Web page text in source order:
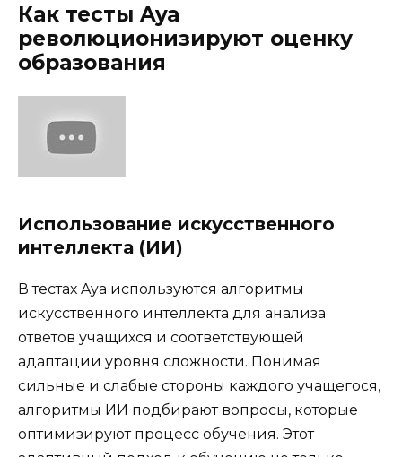
Как тесты Aya
революционизируют оценку
образования
Использование искусственного
интеллекта (ИИ)
В тестах Aya используются алгоритмы
искусственного интеллекта для анализа
ответов учащихся и соответствующей
адаптации уровня сложности. Понимая
сильные и слабые стороны каждого учащегося,
алгоритмы ИИ подбирают вопросы, которые
оптимизируют процесс обучения. Этот